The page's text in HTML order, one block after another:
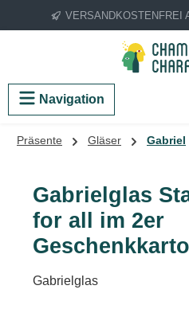
Zum Hauptinhalt springen
VERSANDKOSTENFREI
Navigation
Präsente Gläser Gabriel
Gabrielglas
for all im 2er
Gabrielglas